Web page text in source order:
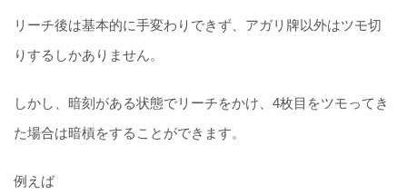
リーチ後は基本的に手変わりできず、アガリ牌以外はツモ切
りするしかありません。
しかし、暗刻がある状態でリーチをかけ、4枚目をツモってき
た場合は暗槓をすることができます。
例えば